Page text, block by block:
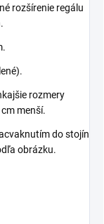
rozšírenie regálu
rozmery
menší.
do stojín
obrázku.